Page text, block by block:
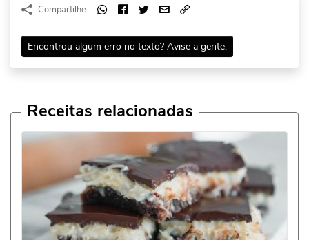
Compartilhe
Encontrou algum erro no texto? Avise a gente.
Receitas relacionadas